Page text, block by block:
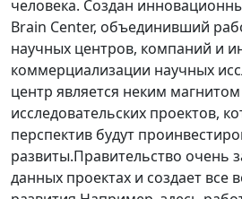
человека. Создан
Brain Center, объединивший
научных центров, компаний и
коммерциализации научных
центр является неким магнитом
исследовательских проектов,
перспектив будут
развиты.Правительство очень
данных проектах и создает все